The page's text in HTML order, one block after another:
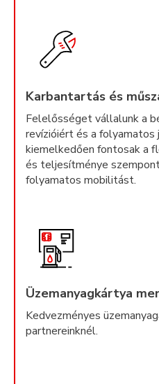
Karbantartás és
Felelősséget vállalunk a
revízióiért és a
kiemelkedően fontosak a
és teljesítménye
folyamatos mobilitást.
Üzemanyagkártya
Kedvezményes
partnereinknél.